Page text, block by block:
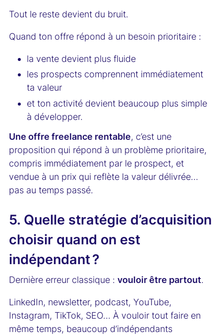
Tout le reste devient du bruit.
Quand ton offre répond à un besoin prioritaire :
la vente devient plus fluide
les prospects comprennent immédiatement
ta valeur
et ton activité devient beaucoup plus simple
à développer.
Une offre freelance rentable, c’est une
proposition qui répond à un problème prioritaire,
compris immédiatement par le prospect, et
vendue à un prix qui reflète la valeur délivrée…
pas au temps passé.
5. Quelle stratégie d’acquisition
choisir quand on est
indépendant ?
Dernière erreur classique : vouloir être partout.
LinkedIn, newsletter, podcast, YouTube,
Instagram, TikTok, SEO… À vouloir tout faire en
même temps, beaucoup d’indépendants